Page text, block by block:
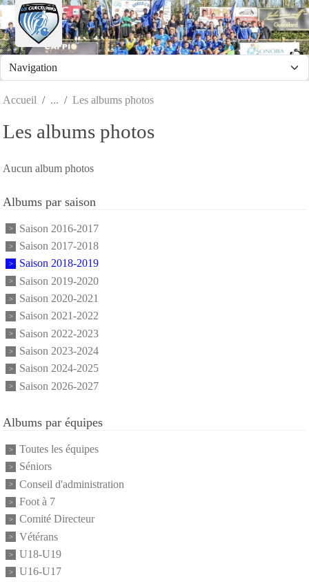
Accueil Les albums photos
Les albums photos
Aucun album photos
Albums par saison
Saison 2016-2017
Saison 2017-2018
Saison 2018-2019
Saison 2019-2020
Saison 2020-2021
Saison 2021-2022
Saison 2022-2023
Saison 2023-2024
Saison 2024-2025
Saison 2026-2027
Albums par équipes
Toutes les équipes
Séniors
Conseil d'administration
Foot à 7
Comité Directeur
Vétérans
U18-U19
U16-U17
Panneau de gestion des cookies